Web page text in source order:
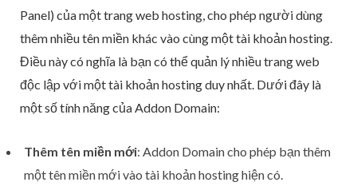
Panel) của một trang web hosting, cho phép người dùng
thêm nhiều tên miền khác vào cùng một tài khoản hosting.
Điều này có nghĩa là bạn có thể quản lý nhiều trang web
độc lập với một tài khoản hosting duy nhất. Dưới đây là
một số tính năng của Addon Domain:
Thêm tên miền mới: Addon Domain cho phép bạn thêm
một tên miền mới vào tài khoản hosting hiện có.